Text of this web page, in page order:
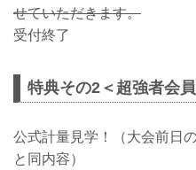
せていただきます。
受付終了
特典その2＜超強者会
公式計量見学！（大会前日
と同内容）